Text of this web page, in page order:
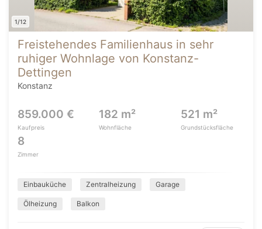
1/12
Freistehendes Familienhaus in sehr
ruhiger Wohnlage von Konstanz-
Dettingen
Konstanz
859.000 €
Kaufpreis
182 m²
Wohnfläche
521 m²
Grundstücksfläche
8
Zimmer
Einbauküche Zentralheizung Garage
Ölheizung Balkon